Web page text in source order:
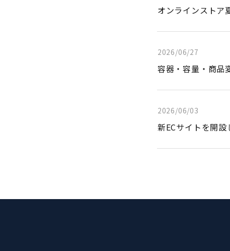
オンラインストア
2026/06/27
容器・容量・商品
2026/06/03
新ECサイトを開設